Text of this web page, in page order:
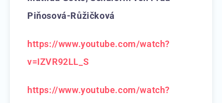
Piňosová-Růžičková
https://www.youtube.com/watch?
v=IZVR92LL_S
https://www.youtube.com/watch?